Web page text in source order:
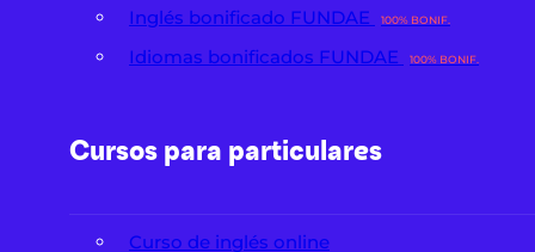
Inglés bonificado FUNDAE 100% BONIF.
Idiomas bonificados FUNDAE 100% BONIF.
Cursos para particulares
Curso de inglés online